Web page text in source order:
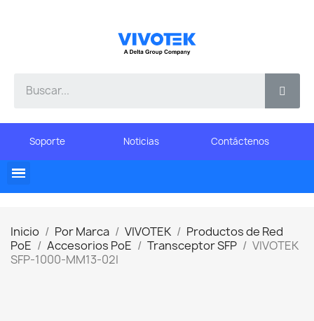
Soporte Noticias Contáctenos
Inicio Por Marca VIVOTEK
Productos de Red
PoE
Accesorios PoE Transceptor SFP
VIVOTEK
SFP-1000-MM13-02I